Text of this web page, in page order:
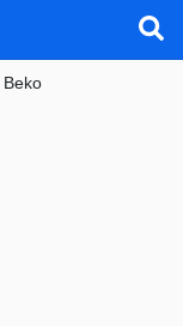
Beko